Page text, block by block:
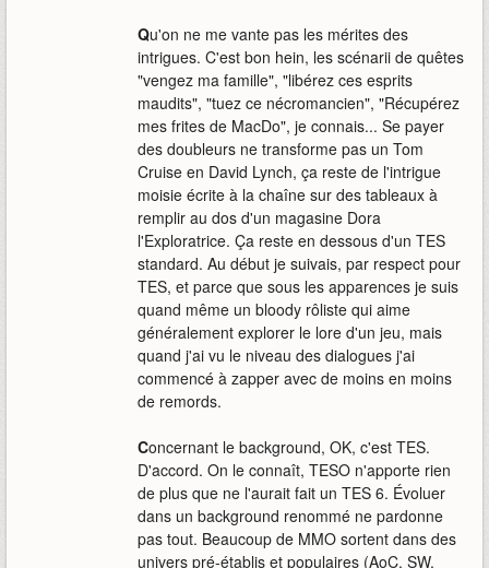
Qu'on ne me vante pas les mérites des
intrigues. C'est bon hein, les scénarii de quêtes
"vengez ma famille", "libérez ces esprits
maudits", "tuez ce nécromancien", "Récupérez
mes frites de MacDo", je connais... Se payer
des doubleurs ne transforme pas un Tom
Cruise en David Lynch, ça reste de l'intrigue
moisie écrite à la chaîne sur des tableaux à
remplir au dos d'un magasine Dora
l'Exploratrice. Ça reste en dessous d'un TES
standard. Au début je suivais, par respect pour
TES, et parce que sous les apparences je suis
quand même un bloody rôliste qui aime
généralement explorer le lore d'un jeu, mais
quand j'ai vu le niveau des dialogues j'ai
commencé à zapper avec de moins en moins
de remords.
Concernant le background, OK, c'est TES.
D'accord. On le connaît, TESO n'apporte rien
de plus que ne l'aurait fait un TES 6. Évoluer
dans un background renommé ne pardonne
pas tout. Beaucoup de MMO sortent dans des
univers pré-établis et populaires (AoC, SW,